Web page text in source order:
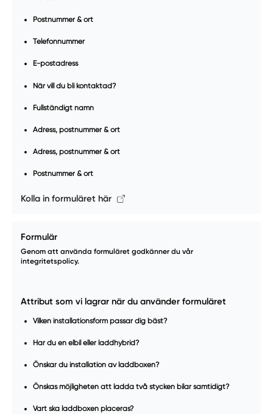
Postnummer & ort
Telefonnummer
E-postadress
När vill du bli kontaktad?
Fullständigt namn
Adress, postnummer & ort
Adress, postnummer & ort
Postnummer & ort
Kolla in formuläret här
Formulär
Genom att använda formuläret godkänner du vår
integritetspolicy.
Attribut som vi lagrar när du använder formuläret
Vilken installationsform passar dig bäst?
Har du en elbil eller laddhybrid?
Önskar du installation av laddboxen?
Önskas möjligheten att ladda två stycken bilar samtidigt?
Vart ska laddboxen placeras?